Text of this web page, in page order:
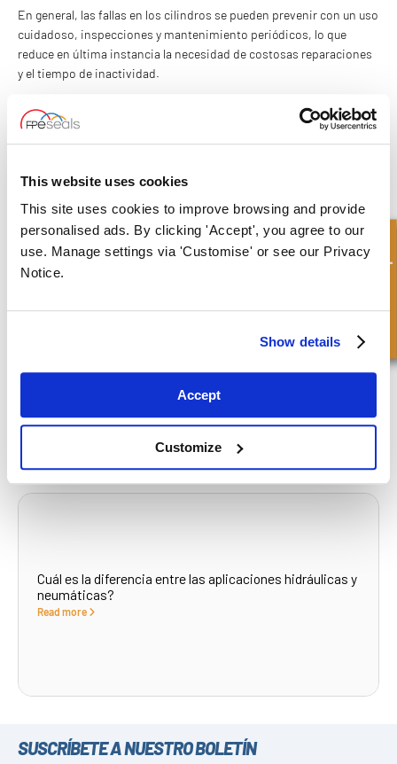
This website uses cookies
This site uses cookies to improve browsing and provide
personalised ads. By clicking 'Accept', you agree to our
use. Manage settings via 'Customise' or see our Privacy
Notice.
Show details
Accept
Customize
En general, las fallas en los cilindros se pueden prevenir con un uso
cuidadoso, inspecciones y mantenimiento periódicos, lo que
reduce en última instancia la necesidad de costosas reparaciones
y el tiempo de inactividad.
Si desea asesoramiento sobre cómo obtener piezas metálicas de
recambio o sellos para su émbolo hidráulico, póngase en contacto
hoy mismo con nuestro atento y experimentado equipo.
CONTÁCTENOS
What to read next...
Cuál es la diferencia entre las aplicaciones hidráulicas y
neumáticas?
Read more
SUSCRÍBETE A NUESTRO BOLETÍN
Consulta rápida